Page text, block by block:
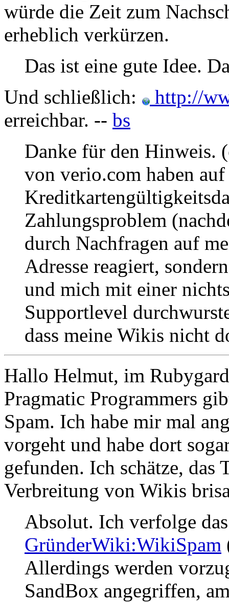
würde die Zeit zum
erheblich verkürzen.
Das ist eine gute Idee.
Und schließlich:
http://
erreichbar. -- bs
Danke für den Hinweis.
von verio.com haben auf
Zahlungsproblem
durch Nachfragen auf
Adresse reagiert,
und mich mit einer
Supportlevel
dass meine Wikis nicht
Hallo Helmut, im
Pragmatic Programmers
Spam. Ich habe mir mal
vorgeht und habe dort
gefunden. Ich schätze, das
Verbreitung von Wikis
Absolut. Ich verfolge
GründerWiki:WikiSpam
Allerdings werden
SandBox angegriffen,